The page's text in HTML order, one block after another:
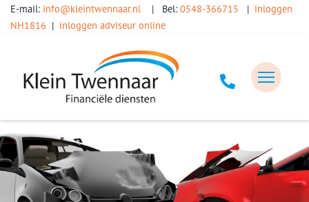
E-mail: info@kleintwennaar.nl | Bel: 0548-366715 | inloggen
NH1816 | inloggen adviseur online